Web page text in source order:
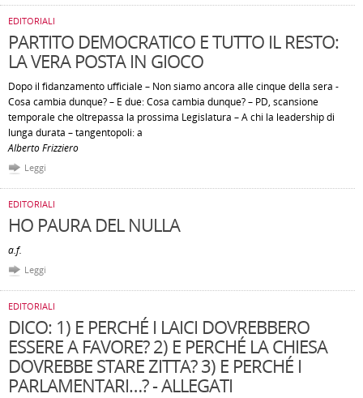
EDITORIALI
PARTITO DEMOCRATICO E TUTTO IL RESTO:
LA VERA POSTA IN GIOCO
Dopo il fidanzamento ufficiale – Non siamo ancora alle cinque della sera -
Cosa cambia dunque? – E due: Cosa cambia dunque? – PD, scansione
temporale che oltrepassa la prossima Legislatura – A chi la leadership di
lunga durata – tangentopoli: a
Alberto Frizziero
Leggi
EDITORIALI
HO PAURA DEL NULLA
a.f.
Leggi
EDITORIALI
DICO: 1) E PERCHÉ I LAICI DOVREBBERO
ESSERE A FAVORE? 2) E PERCHÉ LA CHIESA
DOVREBBE STARE ZITTA? 3) E PERCHÉ I
PARLAMENTARI…? - ALLEGATI